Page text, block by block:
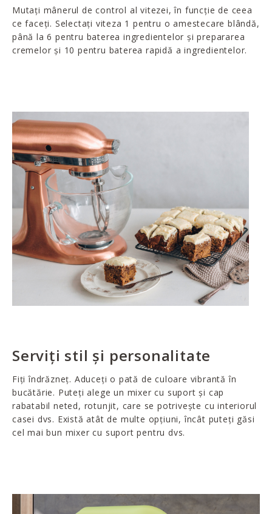
Mutați mânerul de control al vitezei, în funcție de ceea
ce faceți. Selectați viteza 1 pentru o amestecare blândă,
până la 6 pentru baterea ingredientelor și prepararea
cremelor și 10 pentru baterea rapidă a ingredientelor.
Serviți stil și personalitate
Fiți îndrăzneț. Aduceți o pată de culoare vibrantă în
bucătărie. Puteți alege un mixer cu suport și cap
rabatabil neted, rotunjit, care se potrivește cu interiorul
casei dvs. Există atât de multe opțiuni, încât puteți găsi
cel mai bun mixer cu suport pentru dvs.